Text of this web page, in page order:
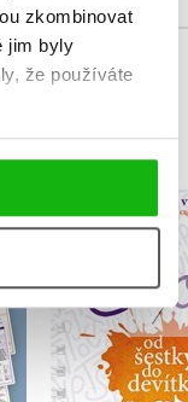
zkombinovat
jim byly
že používáte
Sloh od
ŽKV